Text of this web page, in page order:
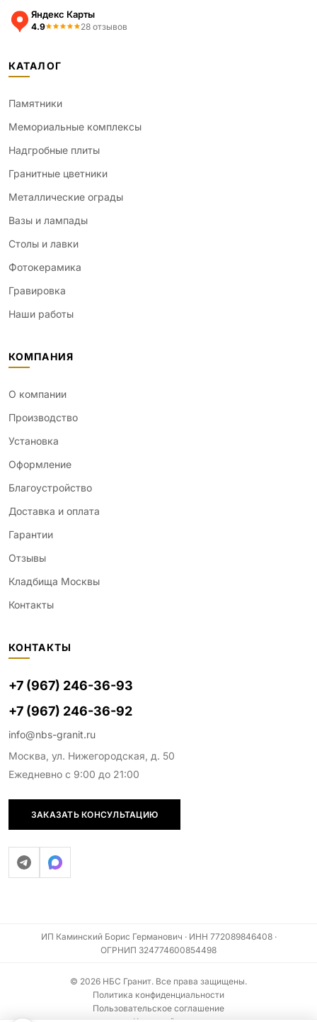
Яндекс Карты
4.9 28 отзывов
КАТАЛОГ
Памятники
Мемориальные комплексы
Надгробные плиты
Гранитные цветники
Металлические ограды
Вазы и лампады
Столы и лавки
Фотокерамика
Гравировка
Наши работы
КОМПАНИЯ
О компании
Производство
Установка
Оформление
Благоустройство
Доставка и оплата
Гарантии
Отзывы
Кладбища Москвы
Контакты
КОНТАКТЫ
+7 (967) 246-36-93
+7 (967) 246-36-92
info@nbs-granit.ru
Москва, ул. Нижегородская, д. 50
Ежедневно с 9:00 до 21:00
ЗАКАЗАТЬ КОНСУЛЬТАЦИЮ
ИП Каминский Борис Германович · ИНН 772089846408 ·
ОГРНИП 324774600854498
© 2026 НБС Гранит. Все права защищены.
Политика конфиденциальности
Пользовательское соглашение